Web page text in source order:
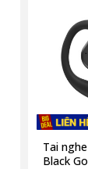
Tai
Black